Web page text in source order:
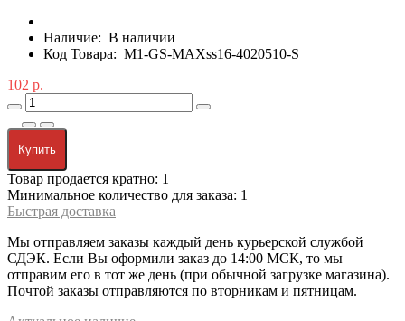
Наличие: В наличии
Код Товара: M1-GS-MAXss16-4020510-S
102 р.
Купить
Товар продается кратно: 1
Минимальное количество для заказа: 1
Быстрая доставка
Мы отправляем заказы каждый день курьерской службой
СДЭК. Если Вы оформили заказ до 14:00 МСК, то мы
отправим его в тот же день (при обычной загрузке магазина).
Почтой заказы отправляются по вторникам и пятницам.